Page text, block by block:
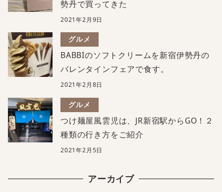
勢丹で買ってきた
2021年2月9日
グルメ
BABBIのソフトクリームを新宿伊勢丹の
バレンタインフェアで食す。
2021年2月8日
グルメ
つけ麺屋風雲児は、JR新宿駅からGO！２
種類の行き方をご紹介
2021年2月5日
アーカイブ